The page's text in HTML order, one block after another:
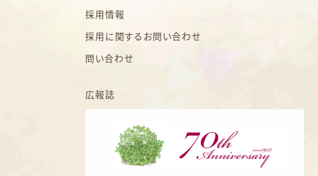
採用情報
採用に関するお問い合わせ
問い合わせ
広報誌